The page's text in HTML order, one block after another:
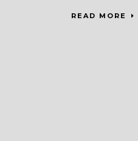
READ MORE